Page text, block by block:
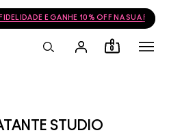
E GANHE 10% OFF NA SUA
0
STUDIO